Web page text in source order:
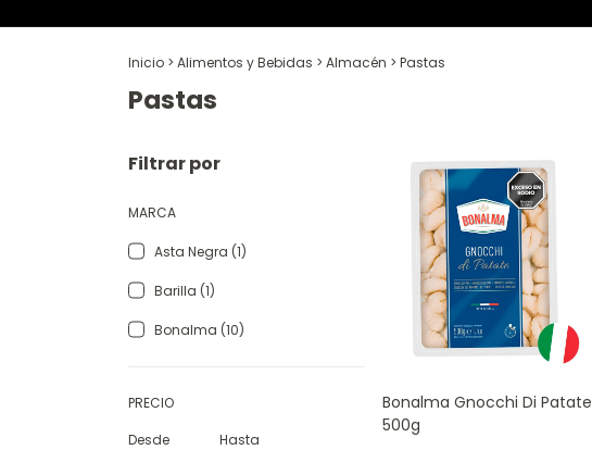
Inicio > Alimentos y Bebidas > Almacén > Pastas
Pastas
Filtrar por
MARCA
Asta Negra (1)
Barilla (1)
Bonalma (10)
PRECIO
Desde
Hasta
Bonalma Gnocchi Di Patate
500g